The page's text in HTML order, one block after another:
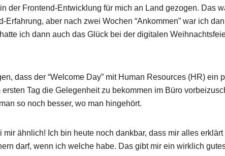
der Frontend-Entwicklung für mich an Land gezogen. Das
Erfahrung, aber nach zwei Wochen “Ankommen” war ich
ich dann auch das Glück bei der digitalen
dass der “Welcome Day” mit Human Resources (HR) ein
ersten Tag die Gelegenheit zu bekommen im Büro
so noch besser, wo man hingehört.
mir ähnlich! Ich bin heute noch dankbar, dass mir alles
darf, wenn ich welche habe. Das gibt mir ein wirklich